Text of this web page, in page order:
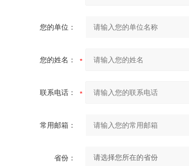
您的单位：
您的姓名：
联系电话：
常用邮箱：
省份：